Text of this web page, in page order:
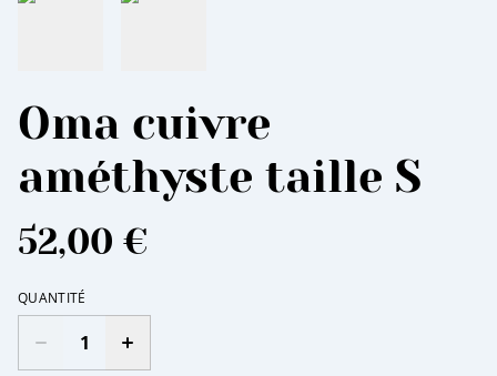
Oma cuivre
améthyste taille S
52,00 €
QUANTITÉ